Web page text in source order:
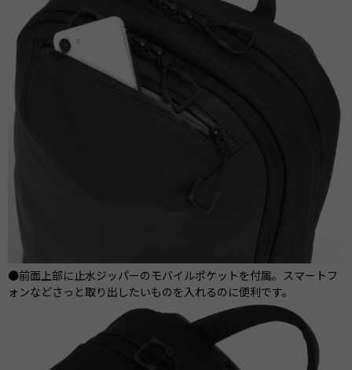
●前面上部に止水ジッパーのモバイルポケットを付属。スマートフ
ォンなどさっと取り出したいものを入れるのに便利です。